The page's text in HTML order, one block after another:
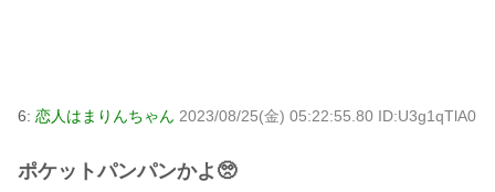
6: 恋人はまりんちゃん 2023/08/25(金) 05:22:55.80 ID:U3g1qTlA0
ポケットパンパンかよ🥺